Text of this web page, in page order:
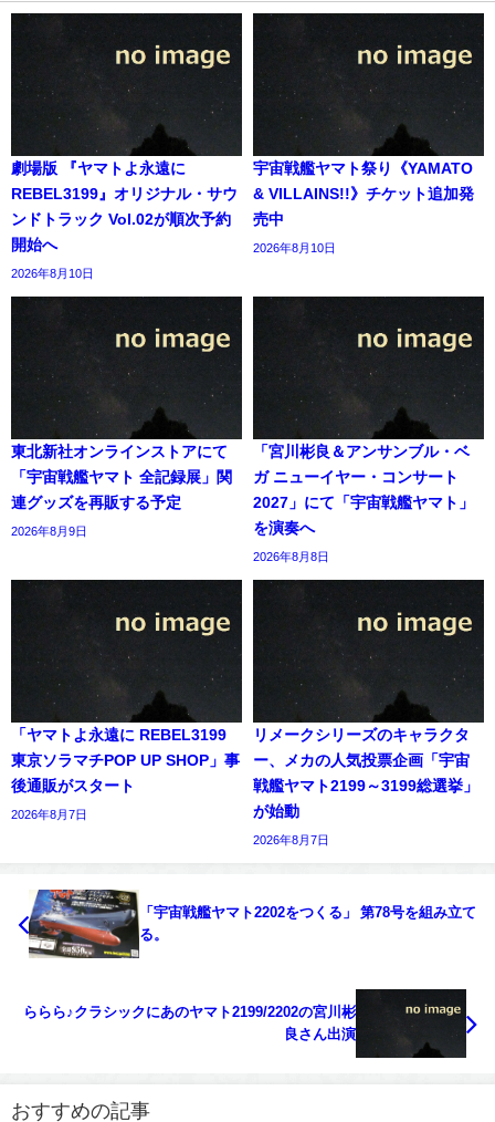
劇場版 『ヤマトよ永遠に
REBEL3199』オリジナル・サウ
ンドトラック Vol.02が順次予約
開始へ
2026年8月10日
宇宙戦艦ヤマト祭り《YAMATO
& VILLAINS!!》チケット追加発
売中
2026年8月10日
東北新社オンラインストアにて
「宇宙戦艦ヤマト 全記録展」関
連グッズを再販する予定
2026年8月9日
「宮川彬良＆アンサンブル・ベ
ガ ニューイヤー・コンサート
2027」にて「宇宙戦艦ヤマト」
を演奏へ
2026年8月8日
「ヤマトよ永遠に REBEL3199
東京ソラマチPOP UP SHOP」事
後通販がスタート
2026年8月7日
リメークシリーズのキャラクタ
ー、メカの人気投票企画「宇宙
戦艦ヤマト2199～3199総選挙」
が始動
2026年8月7日
「宇宙戦艦ヤマト2202をつくる」 第78号を組み立て
る。
ららら♪クラシックにあのヤマト2199/2202の宮川彬
良さん出演
おすすめの記事